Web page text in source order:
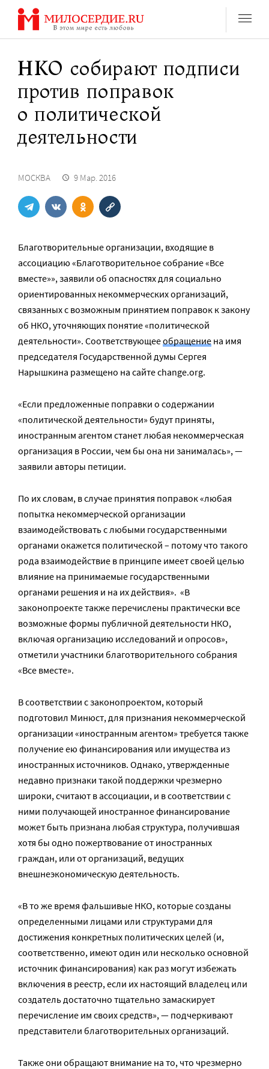
Перейти
содержанию
НКО собирают подписи
против поправок
о политической
деятельности
МОСКВА 9 Мар. 2016
Благотворительные организации, входящие в
ассоциацию «Благотворительное собрание «Все
вместе»», заявили об опасностях для социально
ориентированных некоммерческих организаций,
связанных с возможным принятием поправок к закону
об НКО, уточняющих понятие «политической
деятельности». Соответствующееобращение на имя
председателя Государственной думы Сергея
Нарышкина размещено на сайте change.org.
«Если предложенные поправки о содержании
«политической деятельности» будут приняты,
иностранным агентом станет любая некоммерческая
организация в России, чем бы она ни занималась», —
заявили авторы петиции.
По их словам, в случае принятия поправок «любая
попытка некоммерческой организации
взаимодействовать с любыми государственными
органами окажется политической – потому что такого
рода взаимодействие в принципе имеет своей целью
влияние на принимаемые государственными
органами решения и на их действия». «В
законопроекте также перечислены практически все
возможные формы публичной деятельности НКО,
включая организацию исследований и опросов»,
отметили участники благотворительного собрания
«Все вместе».
В соответствии с законопроектом, который
подготовил Минюст, для признания некоммерческой
организации «иностранным агентом» требуется также
получение ею финансирования или имущества из
иностранных источников. Однако, утвержденные
недавно признаки такой поддержки чрезмерно
широки, считают в ассоциации, и в соответствии с
ними получающей иностранное финансирование
может быть признана любая структура, получившая
хотя бы одно пожертвование от иностранных
граждан, или от организаций, ведущих
внешнеэкономическую деятельность.
«В то же время фальшивые НКО, которые созданы
определенными лицами или структурами для
достижения конкретных политических целей (и,
соответственно, имеют один или несколько основной
источник финансирования) как раз могут избежать
включения в реестр, если их настоящий владелец или
создатель достаточно тщательно замаскирует
перечисление им своих средств», — подчеркивают
представители благотворительных организаций.
Также они обращают внимание на то, что чрезмерно